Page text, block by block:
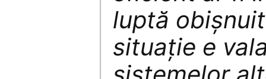
luptă
situație e